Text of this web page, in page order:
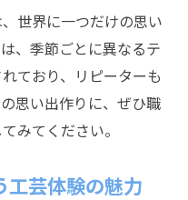
世界に一つだけの思い
、季節ごとに異なるテ
ており、リピーターも
思い出作りに、ぜひ職
みてください。
工芸体験の魅力